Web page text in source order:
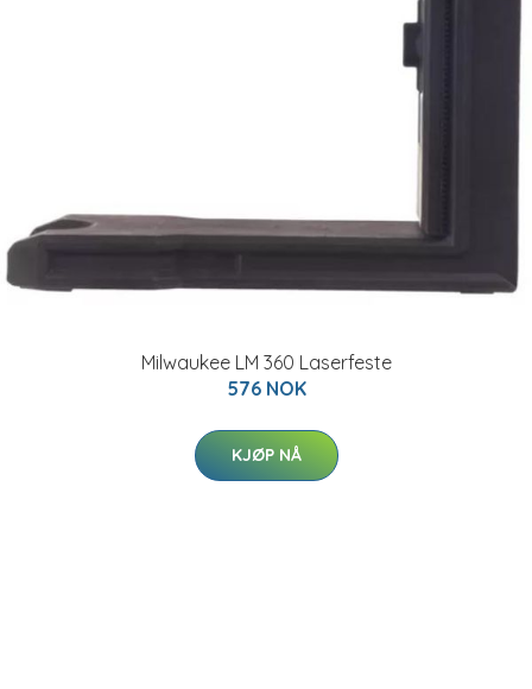
Milwaukee LM 360 Laserfeste
576 NOK
KJØP NÅ